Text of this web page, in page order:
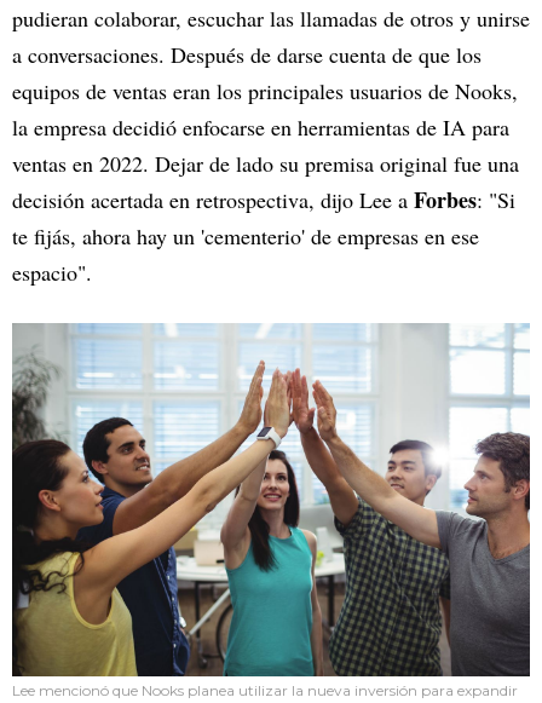
pudieran colaborar, escuchar las llamadas de otros y unirse
a conversaciones. Después de darse cuenta de que los
equipos de ventas eran los principales usuarios de Nooks,
la empresa decidió enfocarse en herramientas de IA para
ventas en 2022. Dejar de lado su premisa original fue una
decisión acertada en retrospectiva, dijo Lee a Forbes: "Si
te fijás, ahora hay un 'cementerio' de empresas en ese
espacio".
Lee mencionó que Nooks planea utilizar la nueva inversión para expandir